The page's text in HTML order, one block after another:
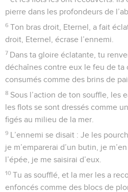
pierre dans les profondeurs de
6 Ton bras droit, Eternel, a fait
droit, Eternel, écrase l’ennemi.
7 Dans ta gloire éclatante, tu
déchaînes contre eux le feu de ta
consumés comme des brins de
8 Sous l’action de ton souffle, les
les flots se sont dressés comme
figés au milieu de la mer.
9 L’ennemi se disait : Je les
je m’emparerai d’un butin, je
l’épée, je me saisirai d’eux.
10 Tu as soufflé, et la mer les a
enfoncés comme des blocs de